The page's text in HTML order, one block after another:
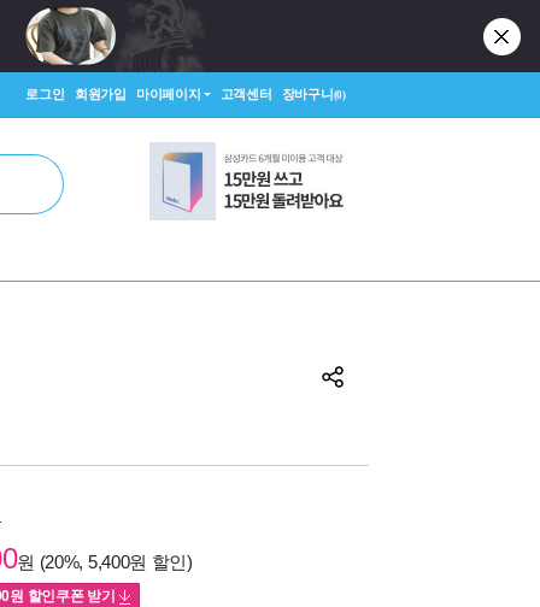
로그인 회원가입 마이페이지 고객센터 장바구니(0)
원 (20%, 5,400원 할인)
원 할인쿠폰 받기